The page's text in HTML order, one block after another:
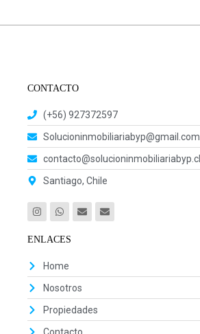
CONTACTO
(+56) 927372597
Solucioninmobiliariabyp@gmail.com
contacto@solucioninmobiliariabyp.cl
Santiago, Chile
ENLACES
Home
Nosotros
Propiedades